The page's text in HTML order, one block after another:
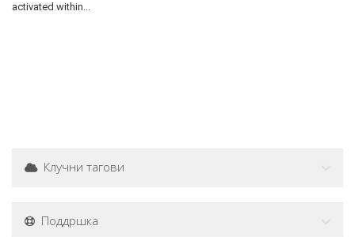
activated within...
Клучни тагови
Поддршка